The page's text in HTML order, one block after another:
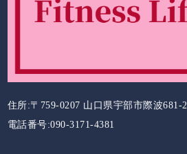
住所:〒759-0207 山口県宇部市際波681-2
電話番号:090-3171-4381